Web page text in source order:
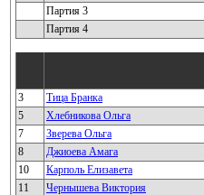
Партия 3
Партия 4
3 Тица Бранка
5 Хлебникова Ольга
7 Зверева Ольга
8 Джиоева Амага
10 Карполь Елизавета
11 Чернышева Виктория